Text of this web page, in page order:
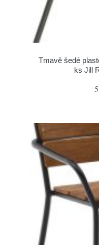
Tmavě šedé
ks Jill